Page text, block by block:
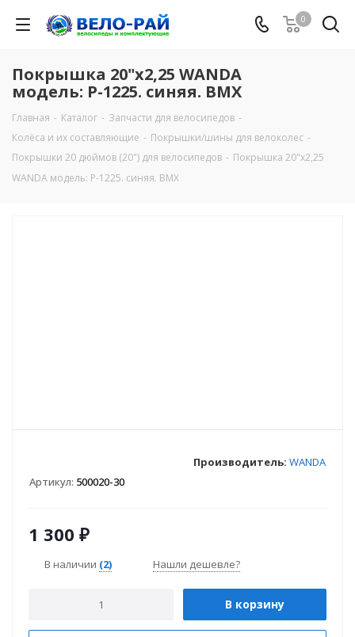
0
Покрышка 20"х2,25 WANDA
модель: Р-1225. синяя. ВМХ
Главная - Каталог - Запчасти для велосипедов -
Колёса и их составляющие - Покрышки/шины для велоколес -
Покрышки 20 дюймов (20") для велосипедов - Покрышка 20"х2,25
WANDA модель: Р-1225. синяя. ВМХ
Артикул: 500020-30
Производитель: WANDA
1 300 ₽
В наличии (2) Нашли дешевле?
В корзину